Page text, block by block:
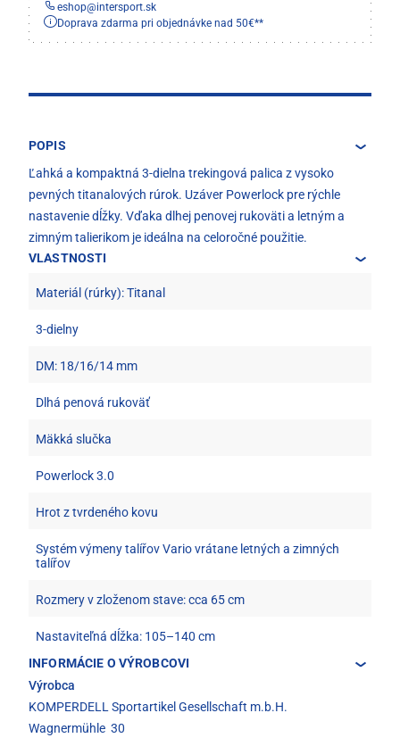
eshop@intersport.sk
Doprava zdarma pri objednávke nad 50€**
POPIS
Ľahká a kompaktná 3-dielna trekingová palica z vysoko
pevných titanalových rúrok. Uzáver Powerlock pre rýchle
nastavenie dĺžky. Vďaka dlhej penovej rukoväti a letným a
zimným talierikom je ideálna na celoročné použitie.
VLASTNOSTI
Materiál (rúrky): Titanal
3-dielny
DM: 18/16/14 mm
Dlhá penová rukoväť
Mäkká slučka
Powerlock 3.0
Hrot z tvrdeného kovu
Systém výmeny talířov Vario vrátane letných a zimných
talířov
Rozmery v zloženom stave: cca 65 cm
Nastaviteľná dĺžka: 105–140 cm
INFORMÁCIE O VÝROBCOVI
Výrobca
KOMPERDELL Sportartikel Gesellschaft m.b.H.
Wagnermühle 30